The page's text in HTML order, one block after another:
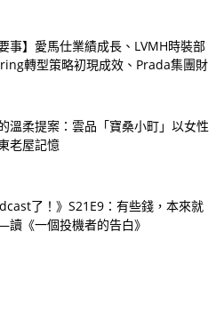
事】愛馬仕業績成長、LVMH時裝部
轉型策略初現成效、Prada集團財
溫柔提案：雲品「寶桑小町」以女性
老屋記憶
了！》S21E9：有些錢，本來就
《一個投機者的告白》